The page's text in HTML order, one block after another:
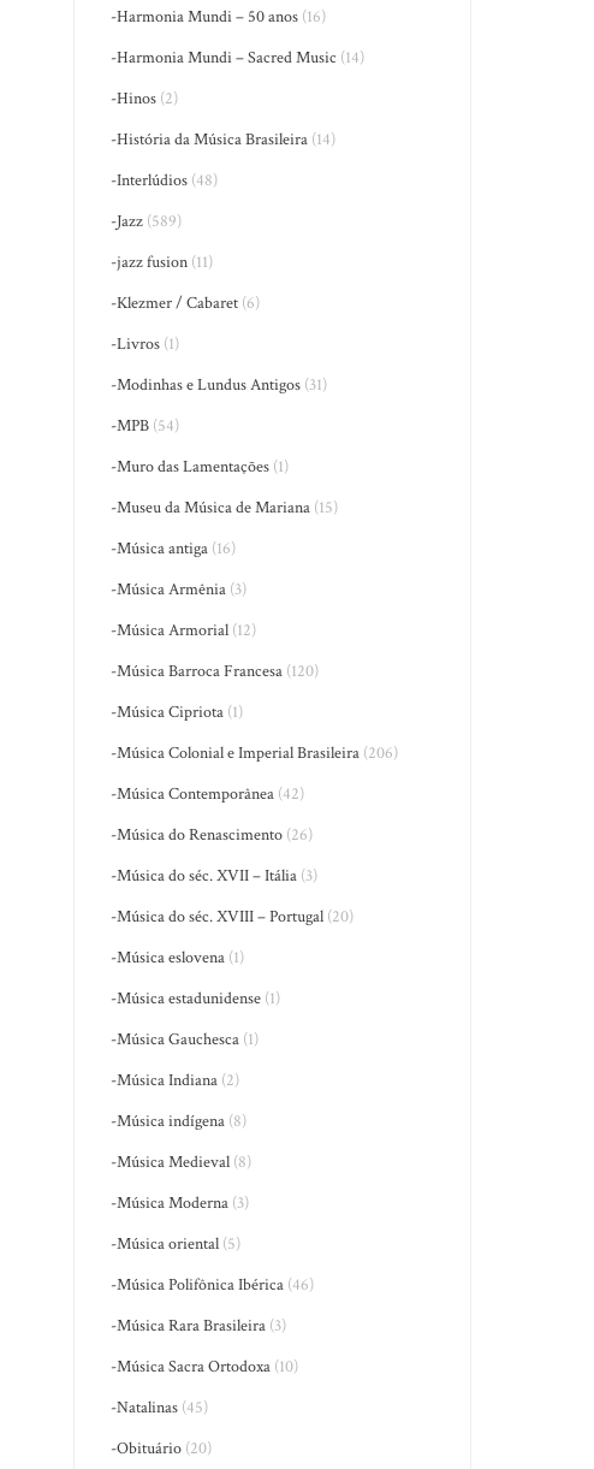
-Harmonia Mundi – 50 anos (16)
-Harmonia Mundi – Sacred Music (14)
-Hinos (2)
-História da Música Brasileira (14)
-Interlúdios (48)
-Jazz (589)
-jazz fusion (11)
-Klezmer / Cabaret (6)
-Livros (1)
-Modinhas e Lundus Antigos (31)
-MPB (54)
-Muro das Lamentações (1)
-Museu da Música de Mariana (15)
-Música antiga (16)
-Música Armênia (3)
-Música Armorial (12)
-Música Barroca Francesa (120)
-Música Cipriota (1)
-Música Colonial e Imperial Brasileira (206)
-Música Contemporânea (42)
-Música do Renascimento (26)
-Música do séc. XVII – Itália (3)
-Música do séc. XVIII – Portugal (20)
-Música eslovena (1)
-Música estadunidense (1)
-Música Gauchesca (1)
-Música Indiana (2)
-Música indígena (8)
-Música Medieval (8)
-Música Moderna (3)
-Música oriental (5)
-Música Polifônica Ibérica (46)
-Música Rara Brasileira (3)
-Música Sacra Ortodoxa (10)
-Natalinas (45)
-Obituário (20)